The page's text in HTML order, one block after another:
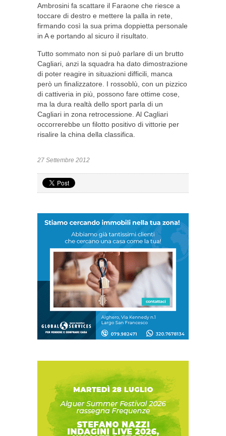
Ambrosini fa scattare il Faraone che riesce a
toccare di destro e mettere la palla in rete,
firmando così la sua prima doppietta personale
in A e portando al sicuro il risultato.
Tutto sommato non si può parlare di un brutto
Cagliari, anzi la squadra ha dato dimostrazione
di poter reagire in situazioni difficili, manca
però un finalizzatore. I rossoblù, con un pizzico
di cattiveria in più, possono fare ottime cose,
ma la dura realtà dello sport parla di un
Cagliari in zona retrocessione. Al Cagliari
occorrerebbe un filotto positivo di vittorie per
risalire la china della classifica.
27 Settembre 2012